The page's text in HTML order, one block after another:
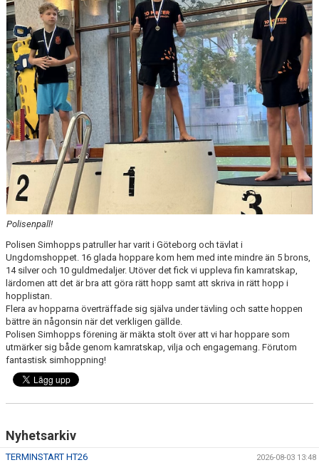
PRIVATLEKTION
SKOLOR/FÖRENINGAR
PRESENTKORT
Polisenpall!
Polisen Simhopps patruller har varit i Göteborg och tävlat i
Ungdomshoppet. 16 glada hoppare kom hem med inte mindre än 5 brons,
14 silver och 10 guldmedaljer. Utöver det fick vi uppleva fin kamratskap,
lärdomen att det är bra att göra rätt hopp samt att skriva in rätt hopp i
hopplistan.
Flera av hopparna överträffade sig själva under tävling och satte hoppen
bättre än någonsin när det verkligen gällde.
Polisen Simhopps förening är mäkta stolt över att vi har hoppare som
utmärker sig både genom kamratskap, vilja och engagemang. Förutom
fantastisk simhoppning!
Nyhetsarkiv
TERMINSTART HT26 2026-08-03 13:48